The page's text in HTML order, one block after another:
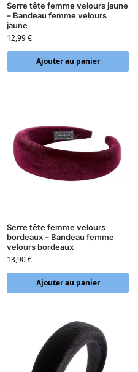
Serre tête femme velours jaune
– Bandeau femme velours
jaune
12,99€
Ajouter au panier
Serre tête femme velours
bordeaux – Bandeau femme
velours bordeaux
13,90€
Ajouter au panier